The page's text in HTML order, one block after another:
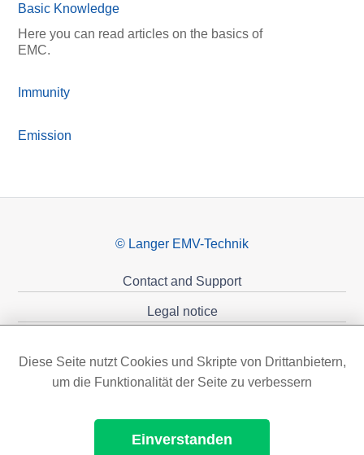
Basic Knowledge
Here you can read articles on the basics of
EMC.
Immunity
Emission
© Langer EMV-Technik
Contact and Support
Legal notice
Diese Seite nutzt Cookies und Skripte von Drittanbietern,
um die Funktionalität der Seite zu verbessern
Einverstanden